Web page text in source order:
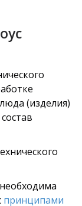
(изделия)
принципами